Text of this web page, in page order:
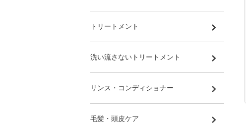
トリートメント
洗い流さないトリートメント
リンス・コンディショナー
毛髪・頭皮ケア